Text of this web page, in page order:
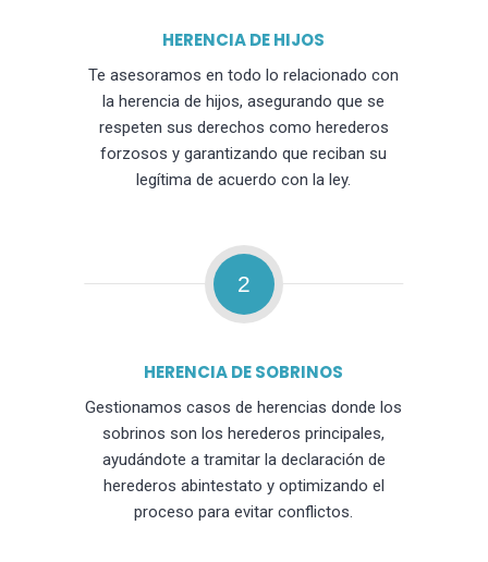
HERENCIA DE HIJOS
Te asesoramos en todo lo relacionado con
la herencia de hijos, asegurando que se
respeten sus derechos como herederos
forzosos y garantizando que reciban su
legítima de acuerdo con la ley.
2
HERENCIA DE SOBRINOS
Gestionamos casos de herencias donde los
sobrinos son los herederos principales,
ayudándote a tramitar la declaración de
herederos abintestato y optimizando el
proceso para evitar conflictos.